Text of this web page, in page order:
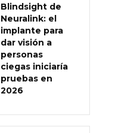
Blindsight de
Neuralink: el
implante para
dar visión a
personas
ciegas iniciaría
pruebas en
2026